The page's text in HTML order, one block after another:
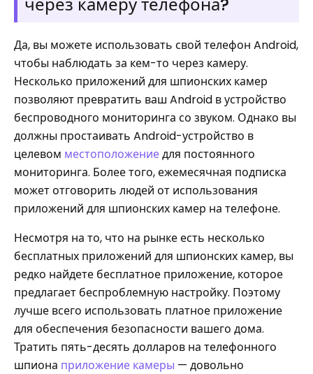
Да, вы можете использовать свой телефон Android,
чтобы наблюдать за кем-то через камеру.
Несколько приложений для шпионских камер
позволяют превратить ваш Android в устройство
беспроводного мониторинга со звуком. Однако вы
должны простаивать Android-устройство в
целевом местоположениедля постоянного
мониторинга. Более того, ежемесячная подписка
может отговорить людей от использования
приложений для шпионских камер на телефоне.
Несмотря на то, что на рынке есть несколько
бесплатных приложений для шпионских камер, вы
редко найдете бесплатное приложение, которое
предлагает беспроблемную настройку. Поэтому
лучше всего использовать платное приложение
для обеспечения безопасности вашего дома.
Тратить пять-десять долларов на телефонного
шпиона приложение камеры — довольно